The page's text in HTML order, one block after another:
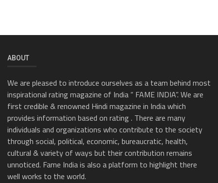
ABOUT
We are pleased to introduce ourselves as a team behind most
inspirational rating magazine of India “ FAME INDIA”. We are
first credible & renowned Hindi magazine in India which
provides information based on rating . There are many
individuals and organizations who contribute to the society
through social, political, economic, bureaucratic, health,
cultural & variety of ways but their contribution remains
unnoticed. Fame India is also a platform to highlight there
well works to the world.